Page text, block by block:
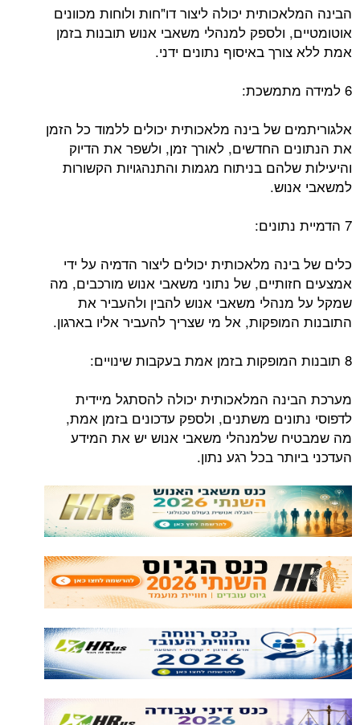
הבינה המלאכותית יכולה ליצור דו"חות ולוחות מכוונים
אוטומטיים, ולספק למנהלי משאבי אנוש תובנות בזמן
אמת ללא צורך באיסוף נתונים ידני.
6 למידה מתמשכת:
אלגוריתמים של בינה מלאכותית יכולים ללמוד כל הזמן
את הנתונים החדשים, לאורך זמן, ולשפר את הדיוק
והיעילות שלהם בניתוח מגמות והתנהגויות הקשורות
למשאבי אנוש.
7 הדמיית נתונים:
כלים של בינה מלאכותית יכולים ליצור הדמיה על ידי
אמצעים חזותיים, של נתוני משאבי אנוש מורכבים, מה
שמקל על מנהלי משאבי אנוש להבין ולהעביר את
התובנות המופקות, אל מי שצריך להעביר אליו בארגון.
8 תובנות המופקות בזמן אמת בעקבות שינויים:
מערכת הבינה המלאכותית יכולה להסתגל מיידית
לדפוסי נתונים משתנים, ולספק עדכונים בזמן אמת,
מה שמבטיח שלמנהלי משאבי אנוש יש את המידע
העדכני ביותר בכל רגע נתון.